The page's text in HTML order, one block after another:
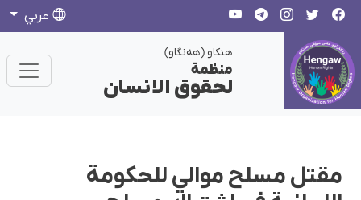
عربي
هنکاو (هەنگاو)
منظمة
لحقوق الانسان
مقتل مسلح موالي للحكومة